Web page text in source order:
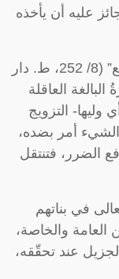
عليه أن يأخذه
وقال العلامة الكاساني في “بدائع الصنائع” (8/ 252، ط. دار
العاقلة
التزويج
أمر بضده،
الضرر، فتنتقل
في بناتهم
والخاصة،
عند تحقّقه،